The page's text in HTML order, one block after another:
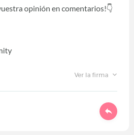
opinión en comentarios!👇
Ver la firma